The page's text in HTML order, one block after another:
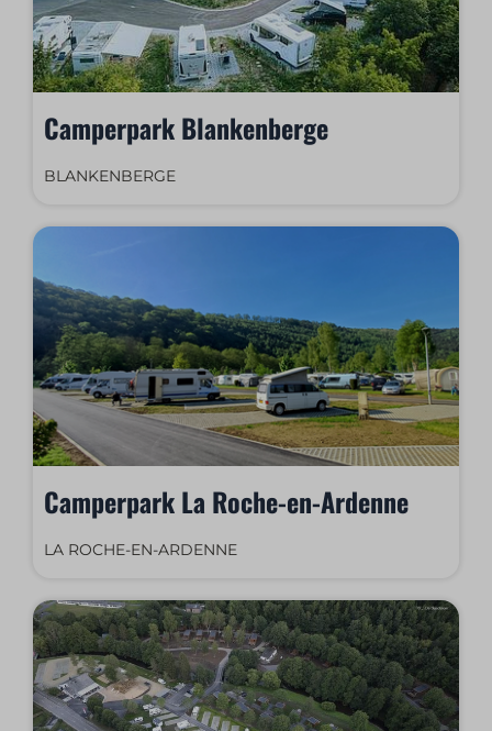
Camperpark Blankenberge
BLANKENBERGE
Camperpark La Roche-en-Ardenne
LA ROCHE-EN-ARDENNE